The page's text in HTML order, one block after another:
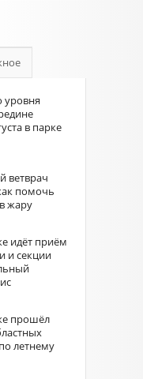
уровня
в парке
ветврач
помочь
жару
идёт приём
и секции
прошёл
летнему